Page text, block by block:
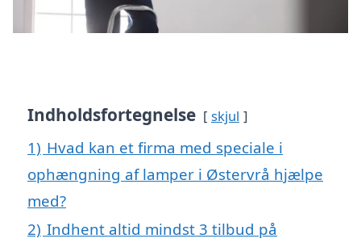
Indholdsfortegnelse skjul
1) Hvad kan et firma med speciale i
ophængning af lamper i Østervrå hjælpe
med?
2) Indhent altid mindst 3 tilbud på